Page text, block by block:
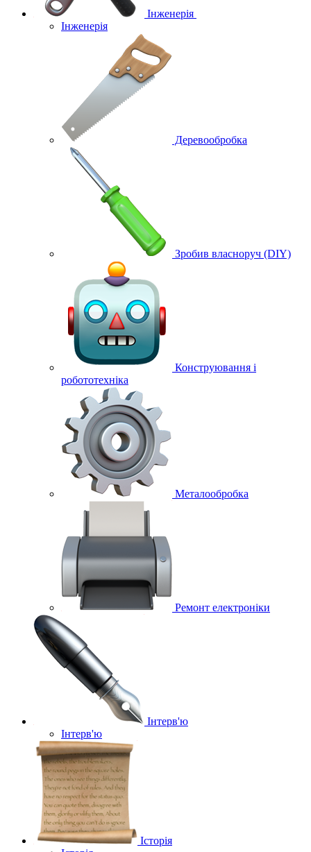
Інженерія
Інженерія
Деревообробка
Зробив власноруч (DIY)
Конструювання і
робототехніка
Металообробка
Ремонт електроніки
Інтерв'ю
Інтерв'ю
Історія